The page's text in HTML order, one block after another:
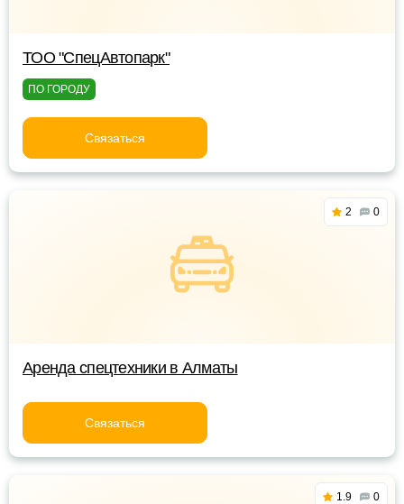
ТОО "СпецАвтопарк"
ПО ГОРОДУ
Связаться
2 0
Аренда спецтехники в Алматы
Связаться
1.9 0